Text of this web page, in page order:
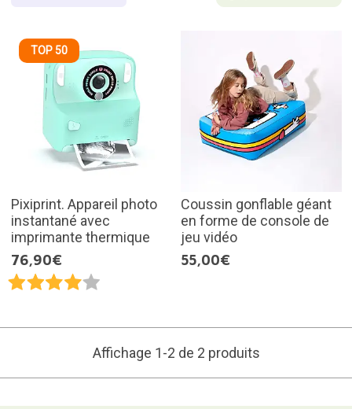
TOP 50
Pixiprint. Appareil photo
instantané avec
imprimante thermique
76,90€
Coussin gonflable géant
en forme de console de
jeu vidéo
55,00€
Affichage 1-2 de 2 produits